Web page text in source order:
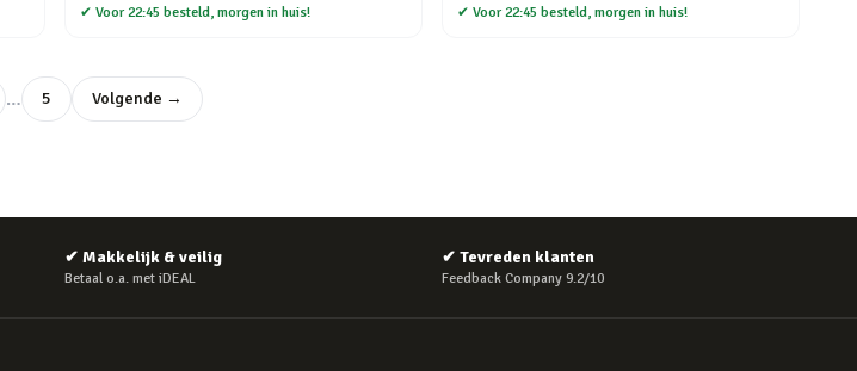
✔ Voor 22:45 besteld, morgen in huis! ✔ Voor 22:45 besteld, morgen in huis!
… 5 Volgende →
✔ Makkelijk & veilig
Betaal o.a. met iDEAL
✔ Tevreden klanten
Feedback Company 9.2/10